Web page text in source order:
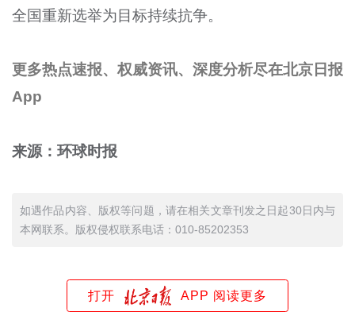
全国重新选举为目标持续抗争。
更多热点速报、权威资讯、深度分析尽在北京日报
App
来源：环球时报
如遇作品内容、版权等问题，请在相关文章刊发之日起30日内与
本网联系。版权侵权联系电话：010-85202353
打开 APP 阅读更多